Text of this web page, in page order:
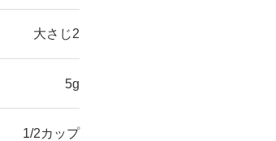
大さじ2
5g
1/2カップ